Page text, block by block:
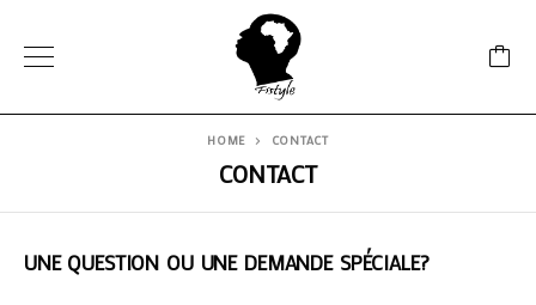
CONTACT
HOME CONTACT
UNE QUESTION OU UNE DEMANDE SPÉCIALE?